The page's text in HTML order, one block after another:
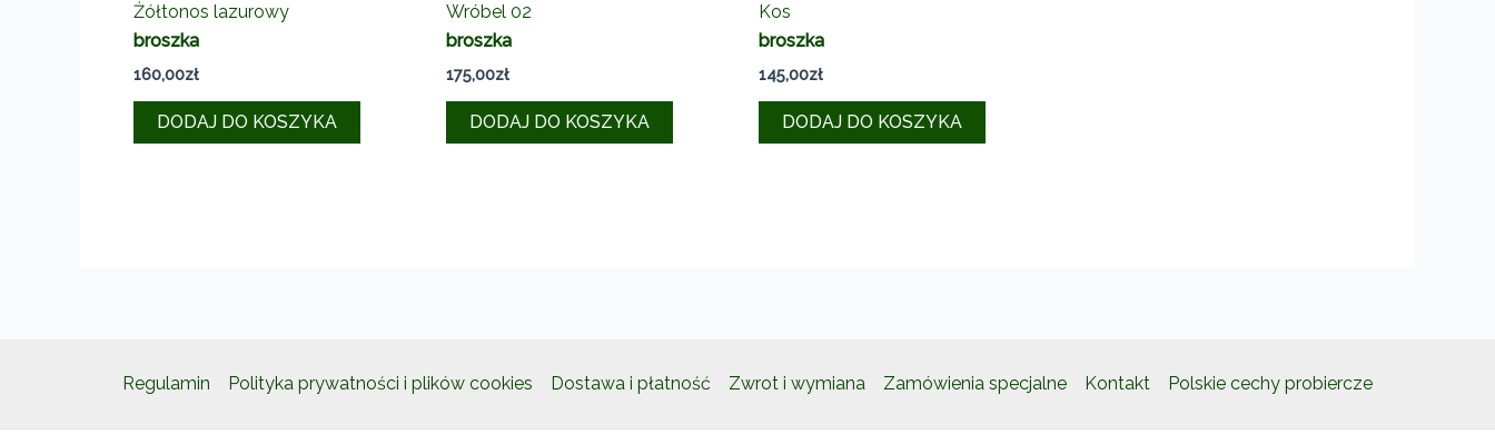
Żółtonos lazurowy
broszka
160,00zł
DODAJ DO KOSZYKA
Wróbel 02
broszka
175,00zł
DODAJ DO KOSZYKA
Kos
broszka
145,00zł
DODAJ DO KOSZYKA
Regulamin Polityka prywatności i plików cookies Dostawa i płatność Zwrot i wymiana Zamówienia specjalne Kontakt Polskie cechy probiercze